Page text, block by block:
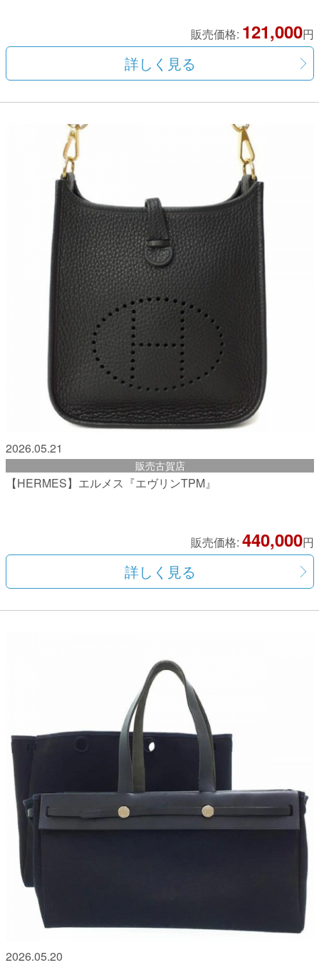
販売価格: 121,000円
詳しく見る
2026.05.21
販売古賀店
【HERMES】エルメス『エヴリンTPM』
販売価格: 440,000円
詳しく見る
2026.05.20